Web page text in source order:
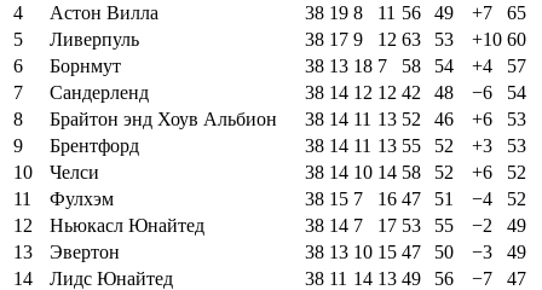
4
Астон Вилла 38 19 8 11 56 49 +7
65
5
Ливерпуль 38 17 9 12 63 53 +10 60
6
Борнмут 38 13 18 7 58 54 +4
57
7
Сандерленд 38 14 12 12 42 48 −6
54
8
Брайтон энд Хоув Альбион 38 14 11 13 52 46 +6
53
9
Брентфорд 38 14 11 13 55 52 +3
53
10
Челси 38 14 10 14 58 52 +6
52
11
Фулхэм 38 15 7 16 47 51 −4
52
12
Ньюкасл Юнайтед 38 14 7 17 53 55 −2
49
13
Эвертон 38 13 10 15 47 50 −3
49
14
Лидс Юнайтед 38 11 14 13 49 56 −7
47